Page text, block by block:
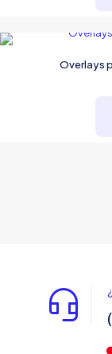
Overlays